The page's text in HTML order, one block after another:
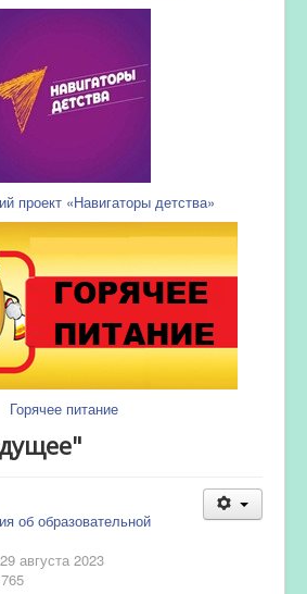
проект «Навигаторы детства»
Горячее питание
об образовательной
августа 2023